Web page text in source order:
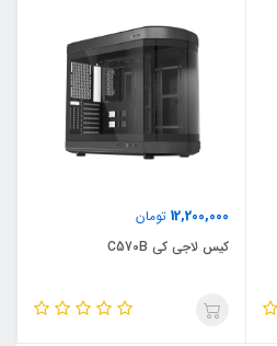
12,200,000 تومان
کیس لاجی کی C570B